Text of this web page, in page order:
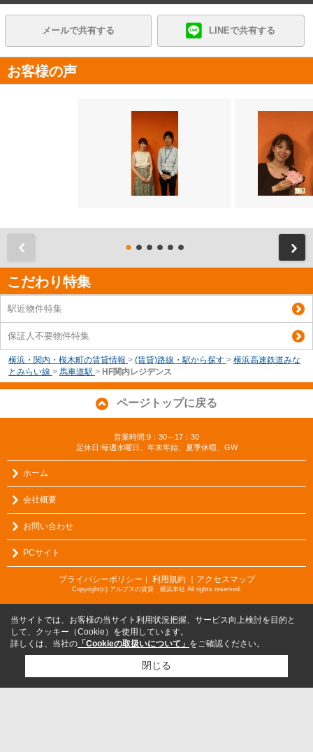
メールで共有する LINEで共有する
お客様の声
こだわり特集
駅近物件特集
保証人不要物件特集
横浜・関内・桜木町の賃貸情報 > (賃貸)路線・駅から探す > 横浜高速鉄道みな
とみらい線 > 馬車道駅 > HF関内レジデンス
ページトップに戻る
営業時間:9：30～17：30
定休日:毎週水曜日、年末年始、夏季休暇、GW
ホーム
会社概要
お問い合わせ
PCサイト
プライバシーポリシー 利用規約 ｜アクセスマップ
Copyright(c) アルプスの賃貸 横浜本社 All rights reserved.
当サイトでは、お客様の当サイト利用状況把握、サービス向上検討を目的と
して、クッキー（Cookie）を使用しています。
詳しくは、当社の 「Cookieの取扱いについて」 をご確認ください。
閉じる